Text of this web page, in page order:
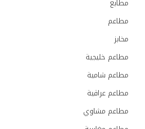
مطابع
مطاعم
مخابز
مطاعم خليجية
مطاعم شامية
مطاعم عراقية
مطاعم مشاوي